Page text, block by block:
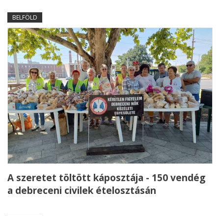
BELFÖLD
A szeretet töltött káposztája - 150 vendég
a debreceni civilek ételosztásán